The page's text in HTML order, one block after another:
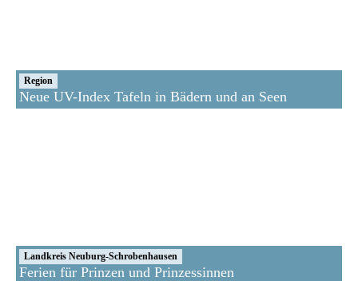
Region
Neue UV-Index Tafeln in Bädern und an Seen
Landkreis Neuburg-Schrobenhausen
Ferien für Prinzen und Prinzessinnen